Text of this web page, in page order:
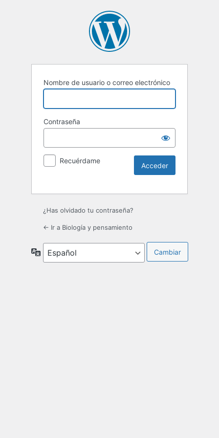
Nombre de usuario o correo electrónico
Contraseña
Recuérdame
¿Has olvidado tu contraseña?
← Ir a Biología y pensamiento
Idioma